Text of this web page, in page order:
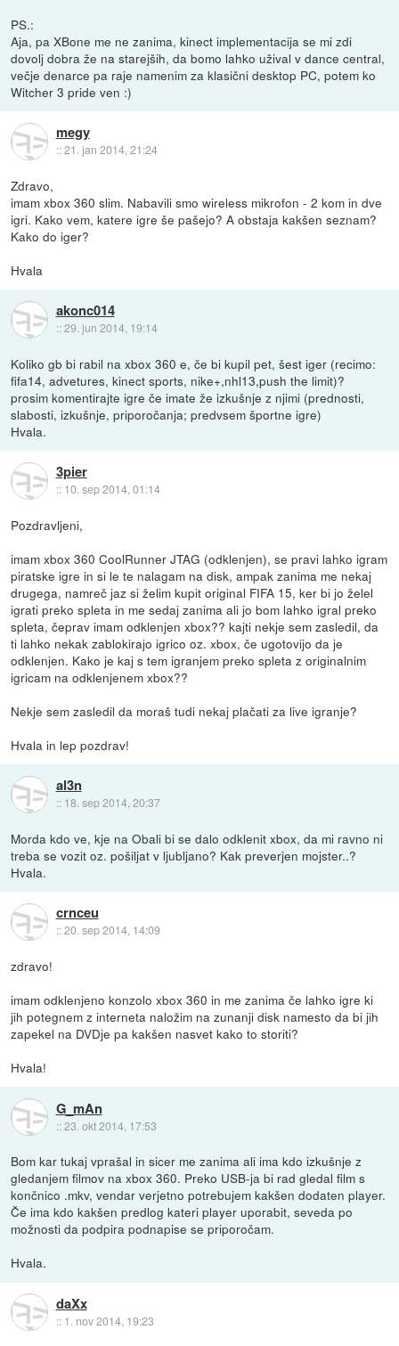
PS.:
Aja, pa XBone me ne zanima, kinect implementacija se mi zdi
dovolj dobra že na starejših, da bomo lahko užival v dance central,
večje denarce pa raje namenim za klasični desktop PC, potem ko
Witcher 3 pride ven :)
megy
::21. jan 2014, 21:24
Zdravo,
imam xbox 360 slim. Nabavili smo wireless mikrofon - 2 kom in dve
igri. Kako vem, katere igre še pašejo? A obstaja kakšen seznam?
Kako do iger?
Hvala
akonc014
::29. jun 2014, 19:14
Koliko gb bi rabil na xbox 360 e, če bi kupil pet, šest iger (recimo:
fifa14, advetures, kinect sports, nike+,nhl13,push the limit)?
prosim komentirajte igre če imate že izkušnje z njimi (prednosti,
slabosti, izkušnje, priporočanja; predvsem športne igre)
Hvala.
3pier
:: 10. sep 2014, 01:14
Pozdravljeni,
imam xbox 360 CoolRunner JTAG (odklenjen), se pravi lahko igram
piratske igre in si le te nalagam na disk, ampak zanima me nekaj
drugega, namreč jaz si želim kupit original FIFA 15, ker bi jo želel
igrati preko spleta in me sedaj zanima ali jo bom lahko igral preko
spleta, čeprav imam odklenjen xbox?? kajti nekje sem zasledil, da
ti lahko nekak zablokirajo igrico oz. xbox, če ugotovijo da je
odklenjen. Kako je kaj s tem igranjem preko spleta z originalnim
igricam na odklenjenem xbox??
Nekje sem zasledil da moraš tudi nekaj plačati za live igranje?
Hvala in lep pozdrav!
al3n
:: 18. sep 2014, 20:37
Morda kdo ve, kje na Obali bi se dalo odklenit xbox, da mi ravno ni
treba se vozit oz. pošiljat v ljubljano? Kak preverjen mojster..?
Hvala.
crnceu
::20. sep 2014, 14:09
zdravo!
imam odklenjeno konzolo xbox 360 in me zanima če lahko igre ki
jih potegnem z interneta naložim na zunanji disk namesto da bi jih
zapekel na DVDje pa kakšen nasvet kako to storiti?
Hvala!
G_mAn
::23. okt 2014, 17:53
Bom kar tukaj vprašal in sicer me zanima ali ima kdo izkušnje z
gledanjem filmov na xbox 360. Preko USB-ja bi rad gledal film s
končnico .mkv, vendar verjetno potrebujem kakšen dodaten player.
Če ima kdo kakšen predlog kateri player uporabit, seveda po
možnosti da podpira podnapise se priporočam.
Hvala.
daXx
:: 1. nov 2014, 19:23